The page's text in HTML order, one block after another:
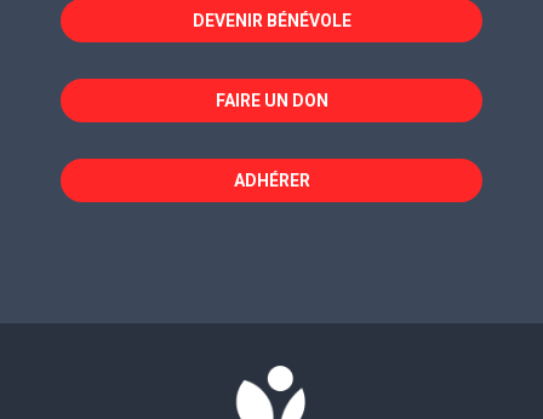
fenêtrefenêtrefenêtre
DEVENIR BÉNÉVOLE
FAIRE UN DON
ADHÉRER